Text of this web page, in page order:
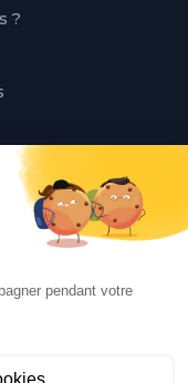
?
Perrets, 76680